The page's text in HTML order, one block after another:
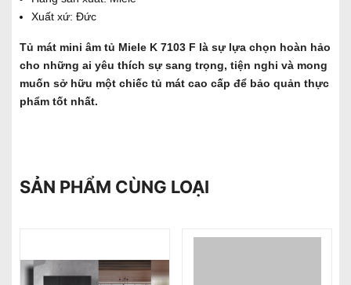
Xuất xứ: Đức
Tủ mát mini âm tủ Miele K 7103 F là sự lựa chọn hoàn hảo
cho những ai yêu thích sự sang trọng, tiện nghi và mong
muốn sở hữu một chiếc tủ mát cao cấp để bảo quản thực
phẩm tốt nhất.
SẢN PHẨM CÙNG LOẠI